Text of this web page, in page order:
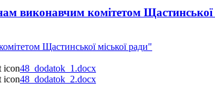
виконавчим комітетом Щастинської
Щастинської міської ради"
48_dodatok_1.docx
48_dodatok_2.docx